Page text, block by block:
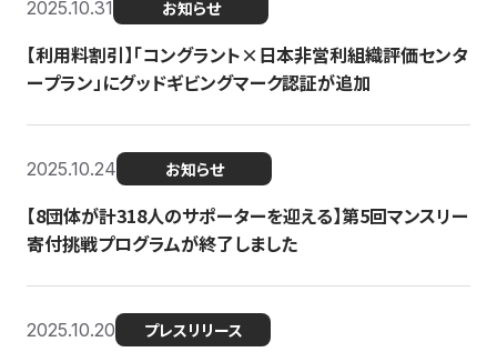
2025.10.31 お知らせ
【利用料割引】「コングラント×日本非営利組織評価センタ
ープラン」にグッドギビングマーク認証が追加
2025.10.24 お知らせ
【8団体が計318人のサポーターを迎える】​​第5回マンスリー
寄付挑戦プログラムが終了しました
2025.10.20 プレスリリース